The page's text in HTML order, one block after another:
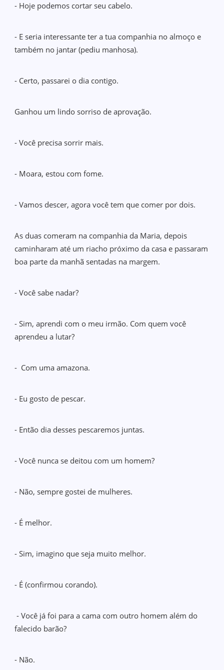
- Hoje podemos cortar seu cabelo.
- E seria interessante ter a tua companhia no almoço e
também no jantar (pediu manhosa).
- Certo, passarei o dia contigo.
Ganhou um lindo sorriso de aprovação.
- Você precisa sorrir mais.
- Moara, estou com fome.
- Vamos descer, agora você tem que comer por dois.
As duas comeram na companhia da Maria, depois
caminharam até um riacho próximo da casa e passaram
boa parte da manhã sentadas na margem.
- Você sabe nadar?
- Sim, aprendi com o meu irmão. Com quem você
aprendeu a lutar?
- Com uma amazona.
- Eu gosto de pescar.
- Então dia desses pescaremos juntas.
- Você nunca se deitou com um homem?
- Não, sempre gostei de mulheres.
- É melhor.
- Sim, imagino que seja muito melhor.
- É (confirmou corando).
- Você já foi para a cama com outro homem além do
falecido barão?
- Não.